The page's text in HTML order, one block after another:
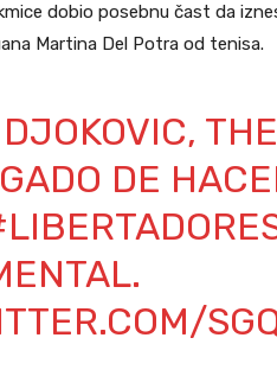
dobio posebnu čast da
Martina Del Potra od tenisa.
DE